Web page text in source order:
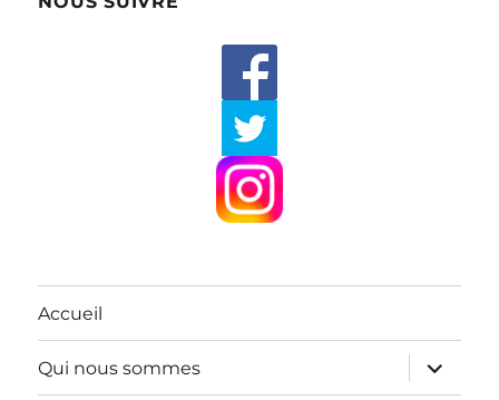
Accueil
Qui nous sommes
ouvrir
le